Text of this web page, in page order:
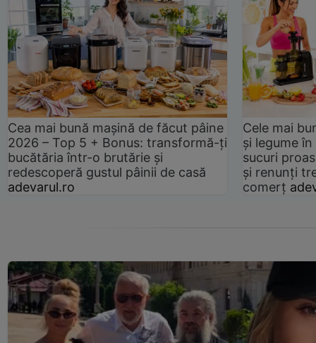
Cea mai bună mașină de făcut pâine
2026 – Top 5 + Bonus: transformă-ți
bucătăria într-o brutărie și
redescoperă gustul pâinii de casă
adevarul.ro
Cele mai
și legume
sucuri
și renunți
comerț